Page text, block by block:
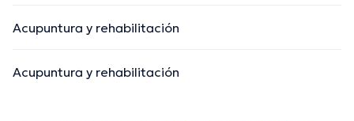
Acupuntura y rehabilitación
Acupuntura y rehabilitación